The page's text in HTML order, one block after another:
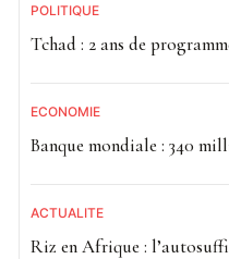
POLITIQUE
Tchad : 2 ans de
ECONOMIE
Banque mondiale : 340
ACTUALITE
Riz en Afrique :